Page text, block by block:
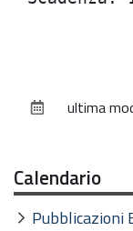
documento
ultima
Calendario
Pubblicazioni